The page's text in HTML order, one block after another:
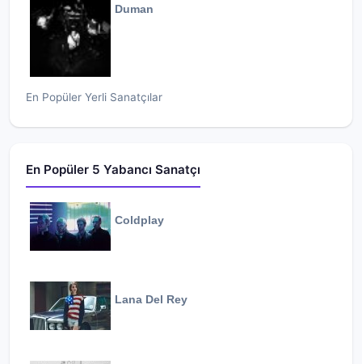
Duman
En Popüler Yerli Sanatçılar
En Popüler 5 Yabancı Sanatçı
Coldplay
Lana Del Rey